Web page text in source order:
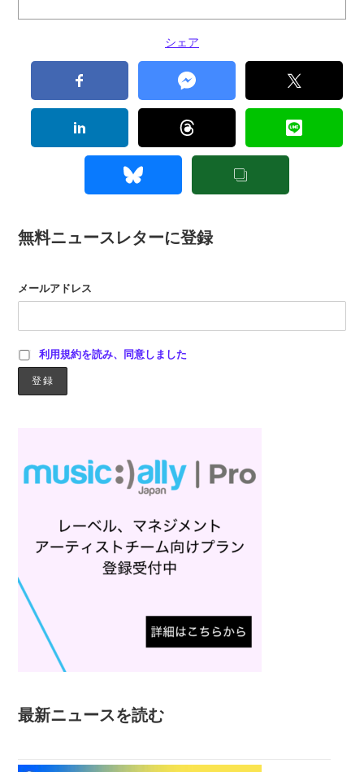
シェア
無料ニュースレターに登録
メールアドレス
利用規約を読み、同意しました
最新ニュースを読む